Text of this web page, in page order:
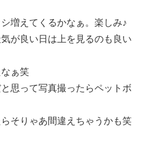
増えてくるかなぁ。楽しみ♪
が良い日は上を見るのも良い
ぁ笑
思って写真撮ったらペットボ
そりゃあ間違えちゃうかも笑